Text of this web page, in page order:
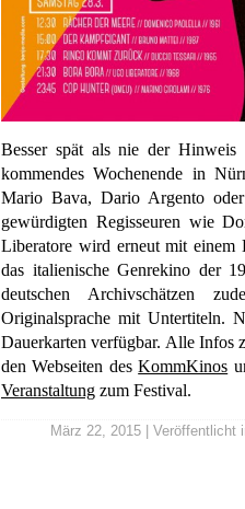
Besser spät als nie der
kommendes Wochenende in
Mario Bava, Dario Argento
gewürdigten Regisseuren wie
Liberatore wird erneut mit
das italienische Genrekino der
deutschen Archivschätzen
Originalsprache mit Untertiteln.
Dauerkarten verfügbar. Alle Infos
den Webseiten desKommKinos
Veranstaltung zum Festival.
März 22, 2015 | Veröffentlicht